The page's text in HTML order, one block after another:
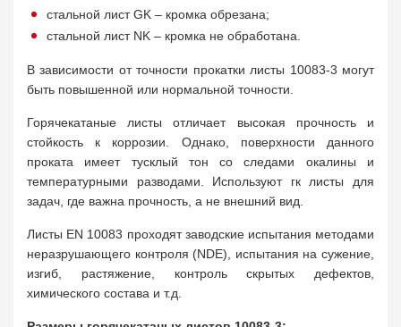
стальной лист GK – кромка обрезана;
стальной лист NK – кромка не обработана.
В зависимости от точности прокатки листы 10083-3 могут
быть повышенной или нормальной точности.
Горячекатаные листы отличает высокая прочность и
стойкость к коррозии. Однако, поверхности данного
проката имеет тусклый тон со следами окалины и
температурными разводами. Используют гк листы для
задач, где важна прочность, а не внешний вид.
Листы EN 10083 проходят заводские испытания методами
неразрушающего контроля (NDE), испытания на сужение,
изгиб, растяжение, контроль скрытых дефектов,
химического состава и т.д.